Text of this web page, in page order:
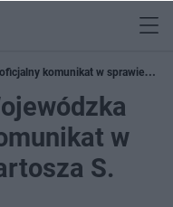
komunikat w sprawie
w
S.